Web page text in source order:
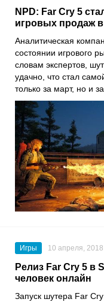
NPD: Far Cry 5
игровых продаж
Аналитическая
состоянии игрового
словам экспертов,
удачно, что стал
только за март, но и
Игры 10 апреля, 2018
Релиз Far Cry 5 в
человек онлайн
Запуск шутера Far